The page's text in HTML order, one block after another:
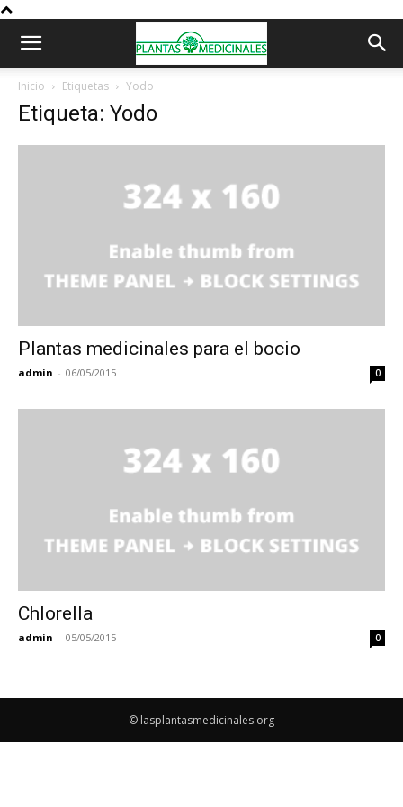
Inicio Etiquetas Yodo
Etiqueta: Yodo
Plantas medicinales para el bocio
admin - 06/05/2015 0
Chlorella
admin - 05/05/2015 0
© lasplantasmedicinales.org